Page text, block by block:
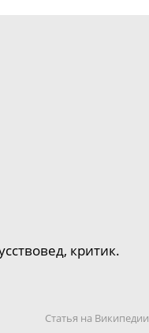
критик.
Статья на Википедии